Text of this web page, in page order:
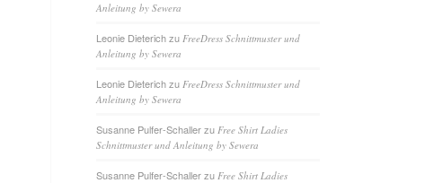
Anleitung by Sewera
Leonie Dieterichzu FreeDress Schnittmuster und
Anleitung by Sewera
Leonie Dieterichzu FreeDress Schnittmuster und
Anleitung by Sewera
Susanne Pulfer-Schallerzu Free Shirt Ladies
Schnittmuster und Anleitung by Sewera
Susanne Pulfer-Schallerzu Free Shirt Ladies